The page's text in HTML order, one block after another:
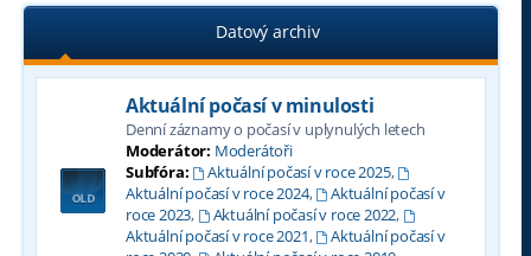
Datový archiv
Aktuální počasí v minulosti
Denní záznamy o počasí v uplynulých letech
Moderátor: Moderátoři
Subfóra:
Aktuální počasí v roce 2025,
Aktuální počasí v roce 2024,
Aktuální počasí v
roce 2023, Aktuální počasí v roce 2022,
Aktuální počasí v roce 2021,
Aktuální počasí v